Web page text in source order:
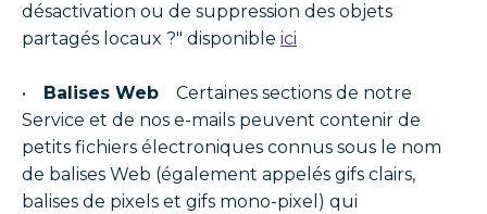
désactivation ou de suppression des objets
partagés locaux ?" disponible ici
• Balises Web Certaines sections de notre
Service et de nos e-mails peuvent contenir de
petits fichiers électroniques connus sous le nom
de balises Web (également appelés gifs clairs,
balises de pixels et gifs mono-pixel) qui